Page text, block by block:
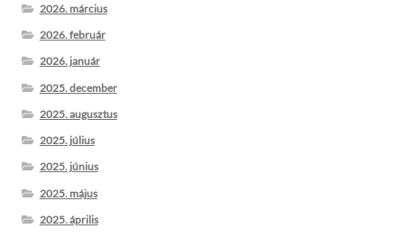
2026. március
2026. február
2026. január
2025. december
2025. augusztus
2025. július
2025. június
2025. május
2025. április